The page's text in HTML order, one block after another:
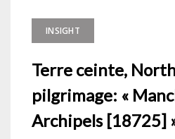
INSIGHT
Terre ceinte,
pilgrimage: «
Archipels [18725]